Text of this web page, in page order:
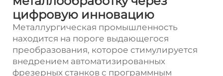
цифровую инновацию
Металлургическая промышленность
находится на пороге выдающегося
преобразования, которое стимулируется
внедрением автоматизированных
фрезерных станков с программным